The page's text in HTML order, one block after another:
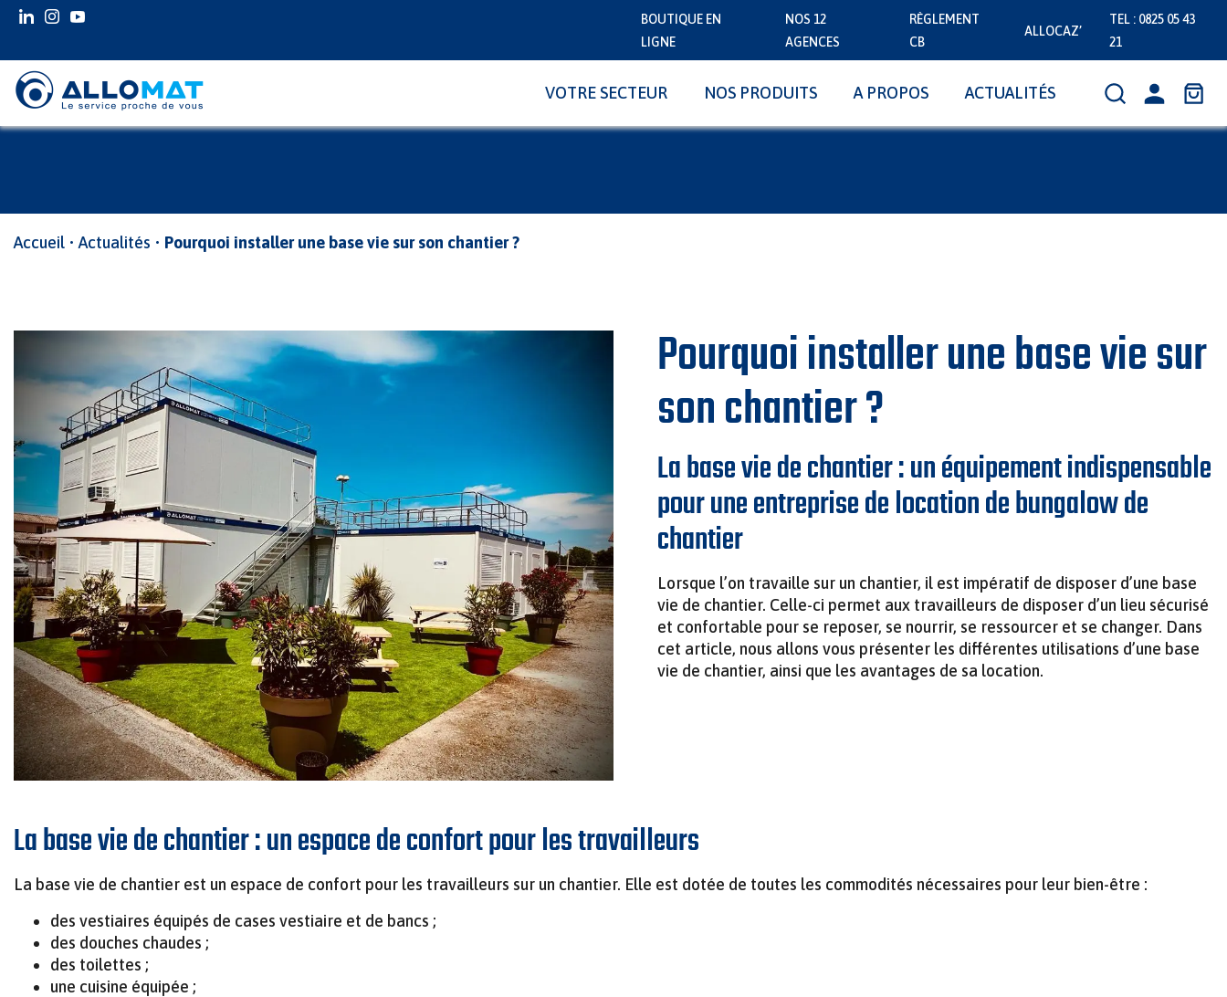
INSTAGRAM
INSTAGRAM
BOUTIQUE EN
LIGNE
NOS 12
AGENCES
RÈGLEMENT
CB
ALLOCAZ’
TEL : 0825 05 43
21
VOTRE SECTEUR NOS PRODUITS A PROPOS ACTUALITÉS
Accueil • Actualités • Pourquoi installer une base vie sur son chantier ?
Pourquoi installer une base vie sur
son chantier ?
La base vie de chantier : un équipement indispensable
pour une entreprise de location de bungalow de
chantier
Lorsque l’on travaille sur un chantier, il est impératif de disposer d’une base
vie de chantier. Celle-ci permet aux travailleurs de disposer d’un lieu sécurisé
et confortable pour se reposer, se nourrir, se ressourcer et se changer. Dans
cet article, nous allons vous présenter les différentes utilisations d’une base
vie de chantier, ainsi que les avantages de sa location.
La base vie de chantier : un espace de confort pour les travailleurs
La base vie de chantier est un espace de confort pour les travailleurs sur un chantier. Elle est dotée de toutes les commodités nécessaires pour leur bien-être :
des vestiaires équipés de cases vestiaire et de bancs ;
des douches chaudes ;
des toilettes ;
une cuisine équipée ;